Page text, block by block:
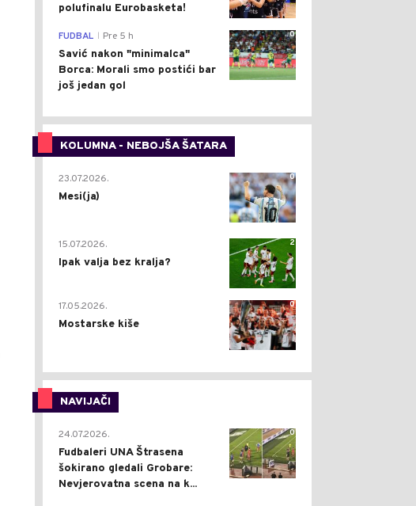
polufinalu Eurobasketa!
0
FUDBAL Pre 5 h
Savić nakon "minimalca"
Borca: Morali smo postići bar
još jedan gol
KOLUMNA - NEBOJŠA ŠATARA
0
23.07.2026.
Mesi(ja)
2
15.07.2026.
Ipak valja bez kralja?
0
17.05.2026.
Mostarske kiše
NAVIJAČI
0
24.07.2026.
Fudbaleri UNA Štrasena
šokirano gledali Grobare:
Nevjerovatna scena na k...